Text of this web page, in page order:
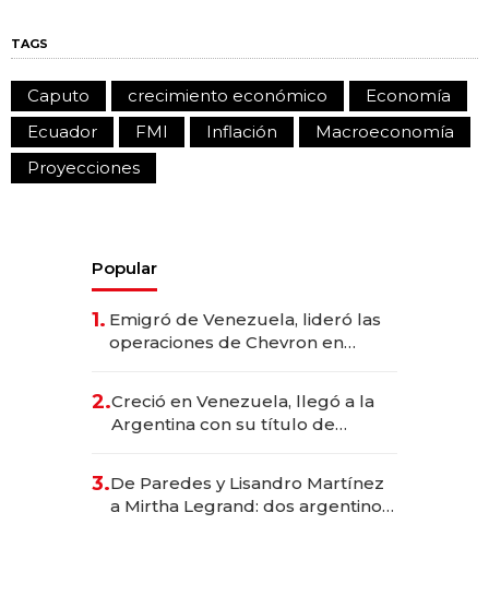
TAGS
Caputo crecimiento económico
Economía
Ecuador
FMI Inflación
Macroeconomía
Proyecciones
Popular
1. Emigró de Venezuela, lideró las
operaciones de Chevron en
2.Creció en Venezuela, llegó a la
Argentina con su título de
las marcas "fast premium"
3.De Paredes y Lisandro Martínez
a Mirtha Legrand: dos argentinos